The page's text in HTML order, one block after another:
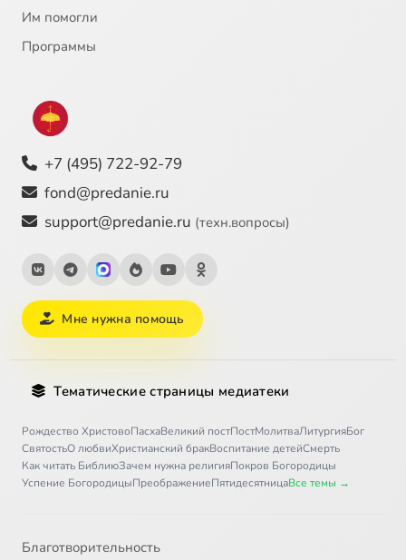
Им помогли
Программы
+7 (495) 722-92-79
fond@predanie.ru
support@predanie.ru (техн.вопросы)
Мне нужна помощь
Тематические страницы медиатеки
Рождество ХристовоПасхаВеликий постПостМолитваЛитургияБог
СвятостьО любвиХристианский бракВоспитание детейСмерть
Как читать БиблиюЗачем нужна религияПокров Богородицы
Успение БогородицыПреображениеПятидесятницаВсе темы →
Благотворительность